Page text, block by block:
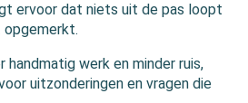
ervoor dat niets uit de pas loopt
handmatig werk en minder ruis,
uitzonderingen en vragen die